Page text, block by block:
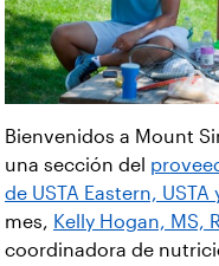
Bienvenidos a Mount
una sección del
de USTA Eastern, USTA
mes, Kelly Hogan, MS,
coordinadora de